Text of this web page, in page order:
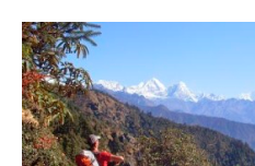
- Avis des voyageurs
- Informations Génèrales